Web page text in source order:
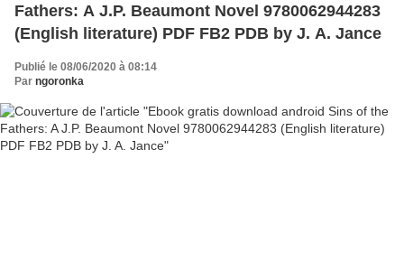
Fathers: A J.P. Beaumont Novel 9780062944283
(English literature) PDF FB2 PDB by J. A. Jance
Publié le 08/06/2020 à 08:14
Par ngoronka